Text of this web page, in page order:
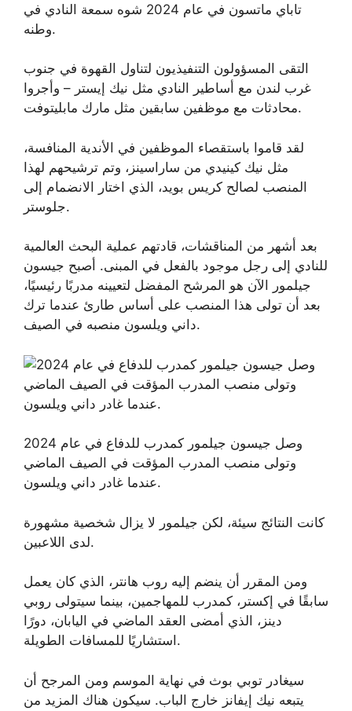
تاباي ماتسون في عام 2024 شوه سمعة النادي في
وطنه.
التقى المسؤولون التنفيذيون لتناول القهوة في جنوب
غرب لندن مع أساطير النادي مثل نيك إيستر – وأجروا
محادثات مع موظفين سابقين مثل مارك مابليتوفت.
لقد قاموا باستقصاء الموظفين في الأندية المنافسة،
مثل نيك كينيدي من ساراسينز، وتم ترشيحهم لهذا
المنصب لصالح كريس بويد، الذي اختار الانضمام إلى
جلوستر.
بعد أشهر من المناقشات، قادتهم عملية البحث العالمية
للنادي إلى رجل موجود بالفعل في المبنى. أصبح جيسون
جيلمور الآن هو المرشح المفضل لتعيينه مدربًا رئيسيًا،
بعد أن تولى هذا المنصب على أساس طارئ عندما ترك
داني ويلسون منصبه في الصيف.
وصل جيسون جيلمور كمدرب للدفاع في عام 2024
وتولى منصب المدرب المؤقت في الصيف الماضي
عندما غادر داني ويلسون.
كانت النتائج سيئة، لكن جيلمور لا يزال شخصية مشهورة
لدى اللاعبين.
ومن المقرر أن ينضم إليه روب هانتر، الذي كان يعمل
سابقًا في إكستر، كمدرب للمهاجمين، بينما سيتولى روبي
دينز، الذي أمضى العقد الماضي في اليابان، دورًا
استشاريًا للمسافات الطويلة.
سيغادر توبي بوث في نهاية الموسم ومن المرجح أن
يتبعه نيك إيفانز خارج الباب. سيكون هناك المزيد من